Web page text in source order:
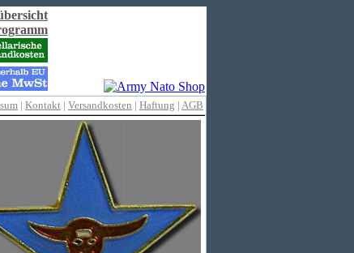
| Kontakt | Versandkosten | Haftung | AGB